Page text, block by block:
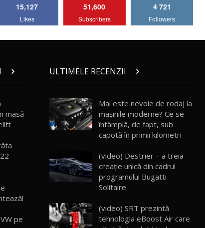
AutoBlog.MD
15:08
15:22
Mercedes-AMG E 53 HYBRID 4MATIC+ /
Test Drive AutoBlog.MD
Noul Volvo ES90 / Test Drive AutoBlog.MD
27:58
12
Noul MG HS / Test Drive AutoBlog.MD
16:48
15,127
Likes
51,600
Subscribers
4 721
Followers
masă
pe
ULTIMELE RECENZII
Mai este nevoie de rodaj la
mașinile moderne? Ce se
întâmplă, de fapt, sub
capotă în primii kilometri
(video) Destrier – a treia
creație unică din cadrul
programului Bugatti
Solitaire
(video) SRT prezintă
tehnologia eBoost Air care